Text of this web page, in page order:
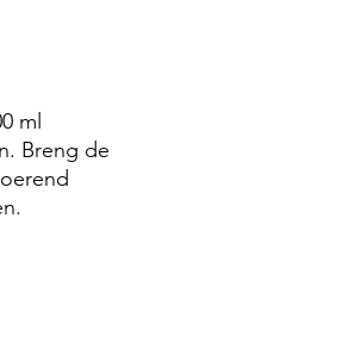
ml
Breng de